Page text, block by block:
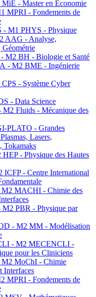
- Master en Economie
MPRI - Fondements de
- M1 PHYS - Physique
AAG - Analyse,
M2 BH - Biologie et Santé
- M2 BME - Ingénierie
- Système Cyber
- Data Science
Fluids - Mécanique des
PLATO - Grandes
Lasers,
Tokamaks
- Physique des Hautes
ICFP - Centre International
MACHI - Chimie des
PBR - Physique par
- M2 MM - Modélisation
- M2 MECENCLI -
pour les Cliniciens
MoChI - Chimie
Interfaces
MPRI - Fondements de